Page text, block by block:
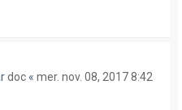
doc « mer. nov. 08, 2017 8:42